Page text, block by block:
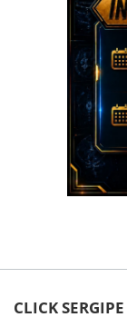
CLICK SERGIPE